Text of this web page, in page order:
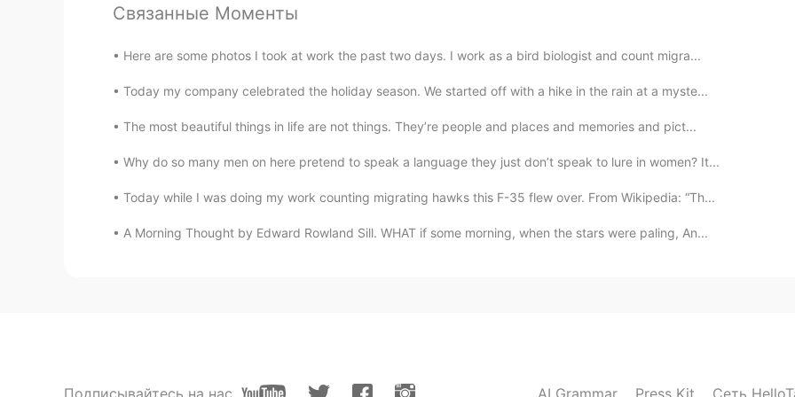
Связанные Моменты
Here are some photos I took at work the past two days. I work as a bird biologist and count migra...
Today my company celebrated the holiday season. We started off with a hike in the rain at a myste...
The most beautiful things in life are not things. They’re people and places and memories and pict...
Why do so many men on here pretend to speak a language they just don’t speak to lure in women? It...
Today while I was doing my work counting migrating hawks this F-35 flew over. From Wikipedia: “Th...
A Morning Thought by Edward Rowland Sill. WHAT if some morning, when the stars were paling, An...
Подписывайтесь на нас AI Grammar Press Kit Сеть